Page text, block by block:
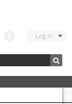
Log in